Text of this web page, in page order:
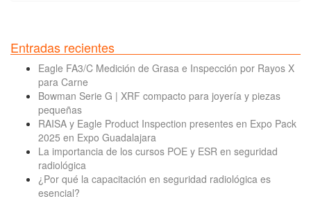
Entradas recientes
Eagle FA3/C Medición de Grasa e Inspección por Rayos X
para Carne
Bowman Serie G | XRF compacto para joyería y piezas
pequeñas
RAISA y Eagle Product Inspection presentes en Expo Pack
2025 en Expo Guadalajara
La importancia de los cursos POE y ESR en seguridad
radiológica
¿Por qué la capacitación en seguridad radiológica es
esencial?